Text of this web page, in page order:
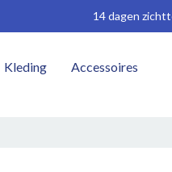
14 dagen
Kleding Accessoires